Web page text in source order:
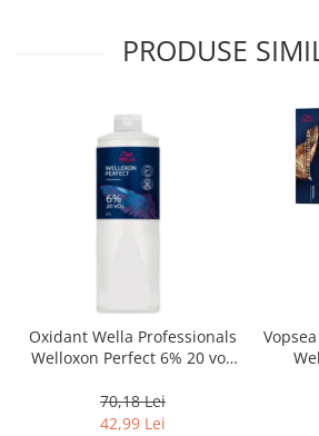
PRODUSE
Oxidant Wella Professionals
Welloxon Perfect 6% 20 vol,
70,18 Lei
42,99 Lei